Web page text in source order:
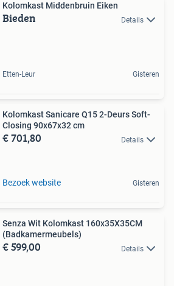
Kolomkast Middenbruin Eiken
Bieden Details
Etten-Leur Gisteren
Kolomkast Sanicare Q15 2-Deurs Soft-
Closing 90x67x32 cm
€ 701,80 Details
Bezoek website Gisteren
Senza Wit Kolomkast 160x35X35CM
(Badkamermeubels)
€ 599,00 Details